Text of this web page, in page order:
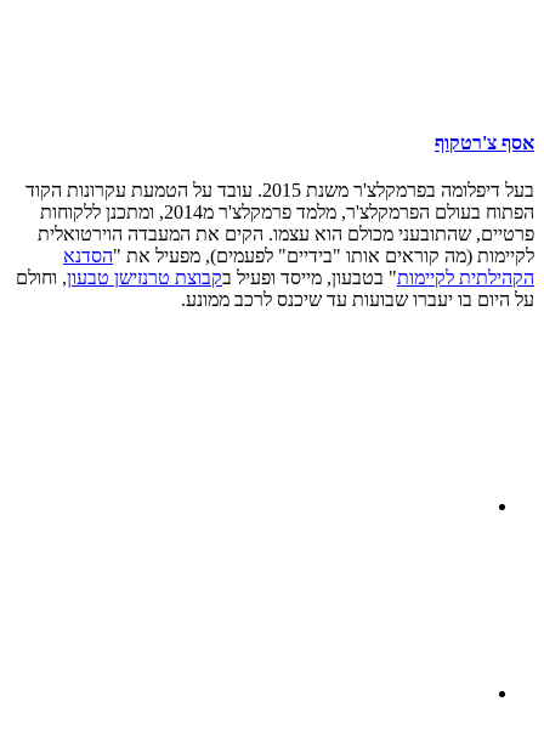
אסף צ'רטקוף
בעל דיפלומה בפרמקלצ'ר משנת 2015. עובד על הטמעת עקרונות הקוד
הפתוח בעולם הפרמקלצ'ר, מלמד פרמקלצ'ר מ2014, ומתכנן ללקוחות
פרטיים, שהתובעני מכולם הוא עצמו. הקים את המעבדה הוירטואלית
לקיימות (מה קוראים אותו "בידיים" לפעמים), מפעיל את " הסדנא
הקהילתית לקיימות" בטבעון, מייסד ופעיל ב קבוצת טרנזישן טבעון, וחולם
על היום בו יעברו שבועות עד שיכנס לרכב ממונע.